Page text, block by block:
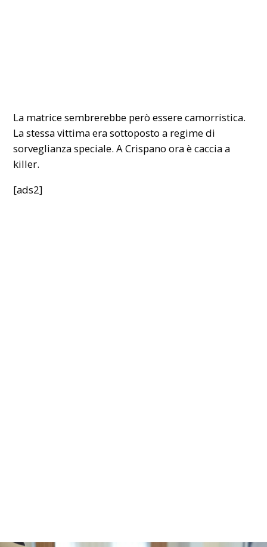
La matrice sembrerebbe però essere camorristica.
La stessa vittima era sottoposto a regime di
sorveglianza speciale. A Crispano ora è caccia a
killer.
[ads2]